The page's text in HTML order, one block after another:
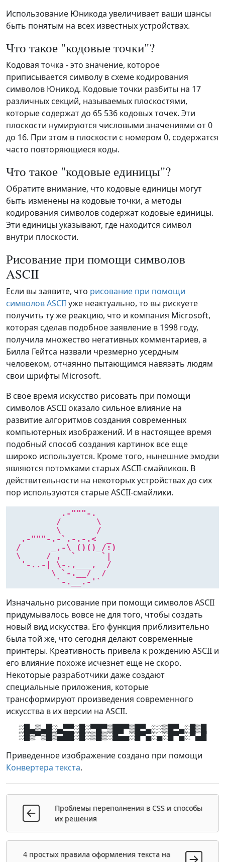
Использование Юникода увеличивает ваши шансы
быть понятым на всех известных устройствах.
Что такое "кодовые точки"?
Кодовая точка - это значение, которое
приписывается символу в схеме кодирования
символов Юникод. Кодовые точки разбиты на 17
различных секций, называемых плоскостями,
которые содержат до 65 536 кодовых точек. Эти
плоскости нумируются числовыми значениями от 0
до 16. При этом в плоскости с номером 0, содержатся
часто повторяющиеся коды.
Что такое "кодовые единицы"?
Обратите внимание, что кодовые единицы могут
быть изменены на кодовые точки, а методы
кодирования символов содержат кодовые единицы.
Эти единицы указывают, где находится символ
внутри плоскости.
Рисование при помощи символов
ASCII
Если вы заявите, что рисование при помощи
символов ASCIIуже неактуально, то вы рискуете
получить ту же реакцию, что и компания Microsoft,
которая сделав подобное заявление в 1998 году,
получила множество негативных комментариев, а
Билла Гейтса назвали чрезмерно усердным
человеком, отчаянно пытающимся навязать людям
свои шрифты Microsoft.
В свое время искусство рисовать при помощи
символов ASCII оказало сильное влияние на
развитие алгоритмов создания современных
компьютерных изображений. И в настоящее время
подобный способ создания картинок все еще
широко используется. Кроме того, нынешние эмодзи
являются потомками старых ASCII-смайликов. В
действительности на некоторых устройствах до сих
пор используются старые ASCII-смайлики.
.-"""-.
/       \
\       /
.-"""-.-`.-.-.<  _
/      _,-\ ()()_/:)
\     / ,  `     `|
'-..-| \-.,___,  /
\ `-.__/  /
`-.__.-'`
Изначально рисование при помощи символов ASCII
придумывалось вовсе не для того, чтобы создать
новый вид искусства. Его функция приблизительно
была той же, что сегодня делают современные
принтеры. Креативность привела к рождению ASCII и
его влияние похоже исчезнет еще не скоро.
Некоторые разработчики даже создают
специальные приложения, которые
трансформируют произведения современного
искусства в их версии на ASCII.
░█▄▒▄█░▄▀▀░█░▀█▀▒██▀▒█▀▄░░▒█▀▄░█▒█
░█▒▀▒█▒▄██░█░▒█▒░█▄▄░█▀▄░▄░█▀▄░▀▄█
Приведенное изображение создано при помощи
Конвертера текста.
Проблемы переполнения в CSS и способы
их решения
4 простых правила оформления текста на